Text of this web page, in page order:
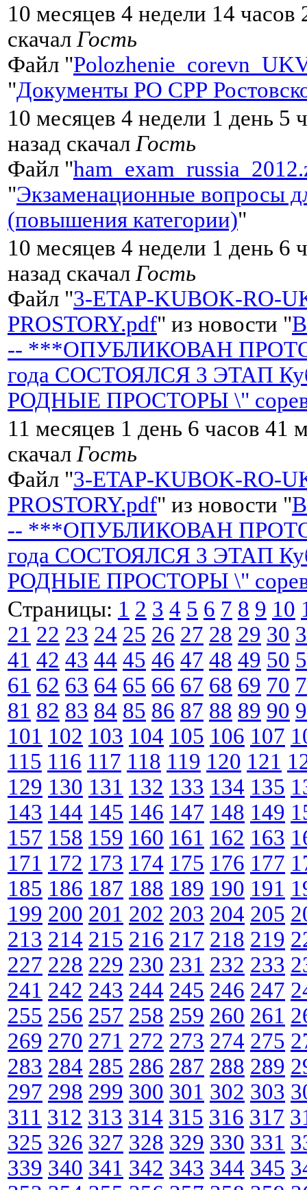
10 месяцев 4 недели 14
скачал Гость
Файл "
"Документы РО СРР
10 месяцев 4 недели 1 день 5
назад скачал Гость
Файл "
"Экзаменационные вопросы
(повышения категории)"
10 месяцев 4 недели 1 день 6
назад скачал Гость
Файл "3-ETAP-KUBOK-RO-
PROSTORY.pdf" из новости "
-- ***ОПУБЛИКОВАН
года СОСТОЯЛСЯ 3 ЭТАП
РОДНЫЕ ПРОСТОРЫ \"
11 месяцев 1 день 6 часов 41
скачал Гость
Файл "3-ETAP-KUBOK-RO-
PROSTORY.pdf" из новости "
-- ***ОПУБЛИКОВАН
года СОСТОЯЛСЯ 3 ЭТАП
РОДНЫЕ ПРОСТОРЫ \"
Страницы: 1 2 3 4 5 6 7 8 9 10
21 22 23 24 25 26 27 28 29 30
41 42 43 44 45 46 47 48 49 50
61 62 63 64 65 66 67 68 69 70
81 82 83 84 85 86 87 88 89 90
101 102 103 104 105 106 107
115 116 117 118 119 120 121
129 130 131 132 133 134 135
143 144 145 146 147 148 149
157 158 159 160 161 162 163
171 172 173 174 175 176 177
185 186 187 188 189 190 191
199 200 201 202 203 204 205
213 214 215 216 217 218 219
227 228 229 230 231 232 233
241 242 243 244 245 246 247
255 256 257 258 259 260 261
269 270 271 272 273 274 275
283 284 285 286 287 288 289
297 298 299 300 301 302 303
311 312 313 314 315 316 317
325 326 327 328 329 330 331
339 340 341 342 343 344 345